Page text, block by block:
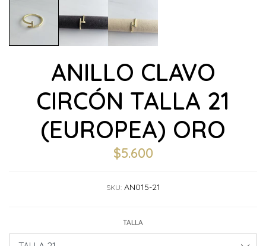
ANILLO CLAVO
CIRCÓN TALLA 21
(EUROPEA) ORO
$5.600
SKU: AN015-21
TALLA